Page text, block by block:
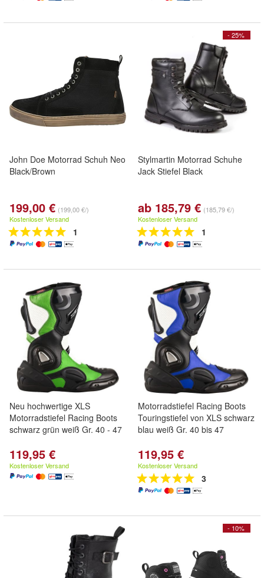
John Doe Motorrad Schuh Neo
Black/Brown
199,00 € (199,00 €/)
Kostenloser Versand
1
- 25%
Stylmartin Motorrad Schuhe
Jack Stiefel Black
ab 185,79 € (185,79 €/)
Kostenloser Versand
1
Neu hochwertige XLS
Motorradstiefel Racing Boots
schwarz grün weiß Gr. 40 - 47
119,95 €
Kostenloser Versand
Motorradstiefel Racing Boots
Touringstiefel von XLS schwarz
blau weiß Gr. 40 bis 47
119,95 €
Kostenloser Versand
3
- 10%